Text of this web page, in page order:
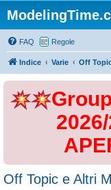
FAQ Regole
Indice Varie Off
Off Topic e Altri